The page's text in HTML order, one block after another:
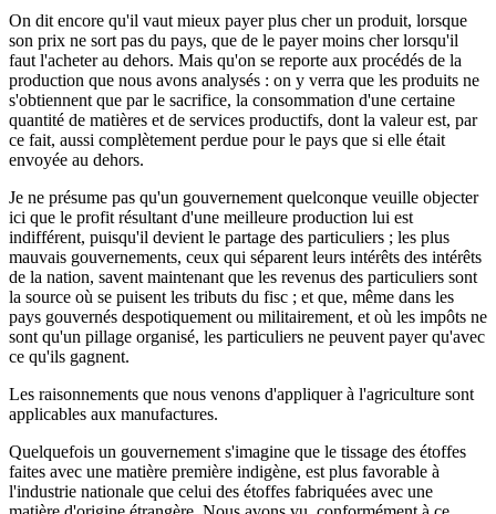
On dit encore qu'il vaut mieux payer plus cher un produit, lorsque
son prix ne sort pas du pays, que de le payer moins cher lorsqu'il
faut l'acheter au dehors. Mais qu'on se reporte aux procédés de la
production que nous avons analysés : on y verra que les produits ne
s'obtiennent que par le sacrifice, la consommation d'une certaine
quantité de matières et de services productifs, dont la valeur est, par
ce fait, aussi complètement perdue pour le pays que si elle était
envoyée au dehors.
Je ne présume pas qu'un gouvernement quelconque veuille objecter
ici que le profit résultant d'une meilleure production lui est
indifférent, puisqu'il devient le partage des particuliers ; les plus
mauvais gouvernements, ceux qui séparent leurs intérêts des intérêts
de la nation, savent maintenant que les revenus des particuliers sont
la source où se puisent les tributs du fisc ; et que, même dans les
pays gouvernés despotiquement ou militairement, et où les impôts ne
sont qu'un pillage organisé, les particuliers ne peuvent payer qu'avec
ce qu'ils gagnent.
Les raisonnements que nous venons d'appliquer à l'agriculture sont
applicables aux manufactures.
Quelquefois un gouvernement s'imagine que le tissage des étoffes
faites avec une matière première indigène, est plus favorable à
l'industrie nationale que celui des étoffes fabriquées avec une